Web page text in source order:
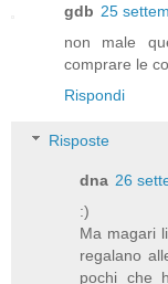
gdb 25
non male
comprare le
Rispondi
Risposte
dna 26
:)
Ma magari
regalano
pochi che